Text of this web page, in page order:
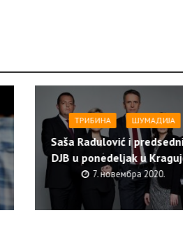
ТРИБИНА ШУМАДИЈА
Saša Radulović i
DJB u ponedeljak u
7. новембра 2020.